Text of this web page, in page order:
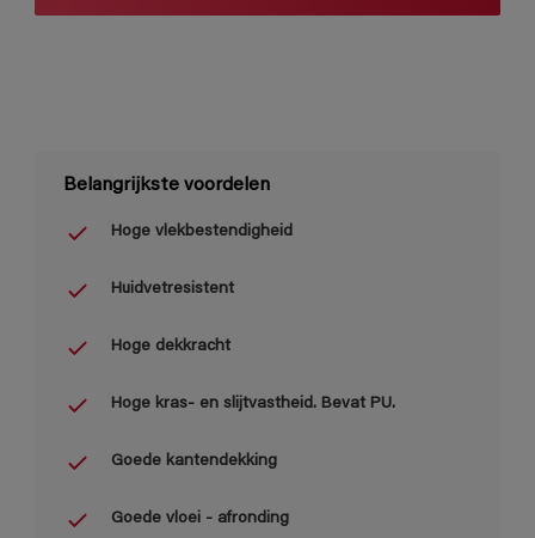
Belangrijkste voordelen
Hoge vlekbestendigheid
Huidvetresistent
Hoge dekkracht
Hoge kras- en slijtvastheid. Bevat PU.
Goede kantendekking
Goede vloei - afronding